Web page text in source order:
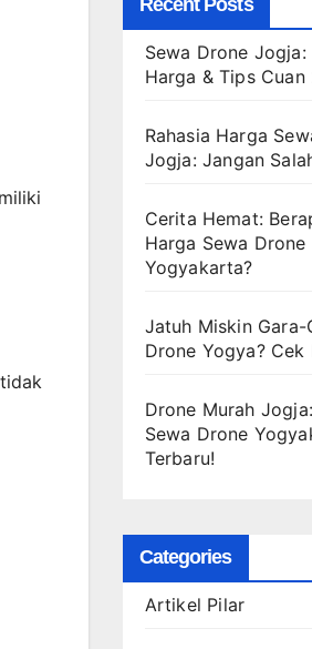
Sewa Drone
Harga & Tips Cuan
Rahasia Harga
Jogja: Jangan
Cerita Hemat:
Harga Sewa Drone
Yogyakarta?
Jatuh Miskin Gara-
Drone Yogya? Cek
Drone Murah
Sewa Drone
Terbaru!
Categories
Artikel Pilar